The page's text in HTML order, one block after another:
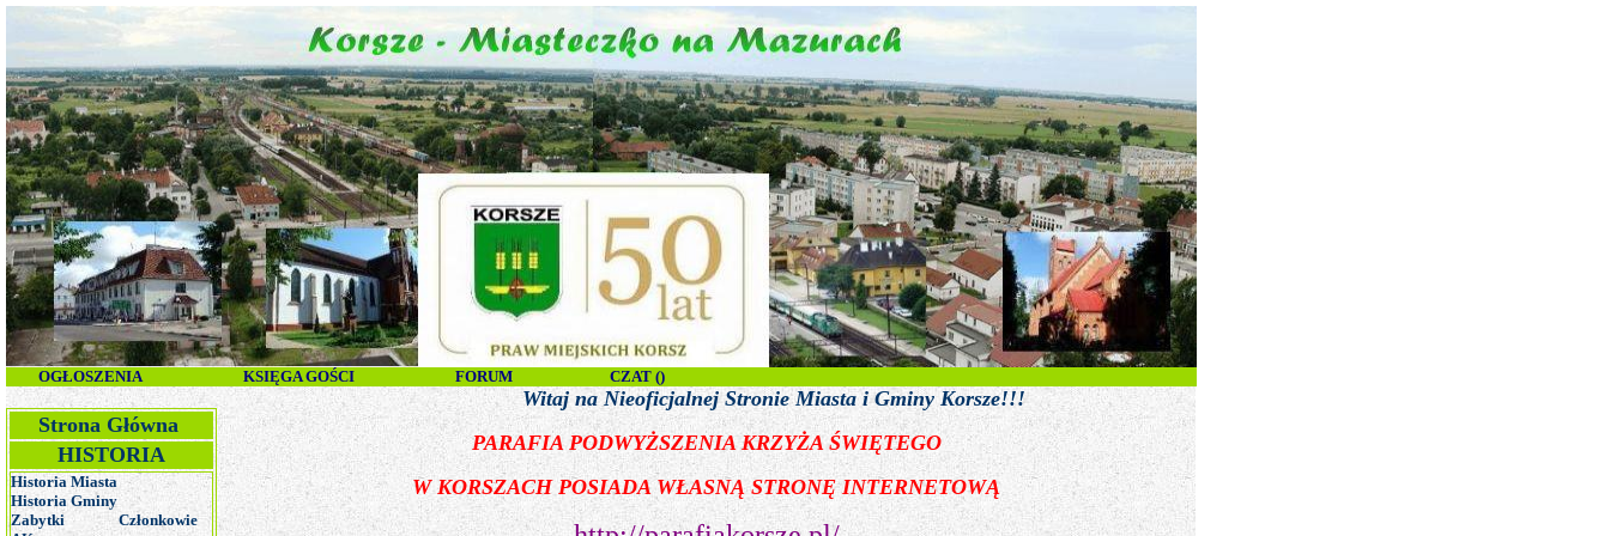
OGŁOSZENIA KSIĘGA GOŚCI FORUM CZAT ()
Strona Główna
HISTORIA
Historia Miasta
Historia Gminy
Zabytki
Członkowie
Witaj na Nieoficjalnej Stronie Miasta i Gminy Korsze!!!
PARAFIA PODWYŻSZENIA KRZYŻA ŚWIĘTEGO
W KORSZACH POSIADA WŁASNĄ STRONĘ INTERNETOWĄ